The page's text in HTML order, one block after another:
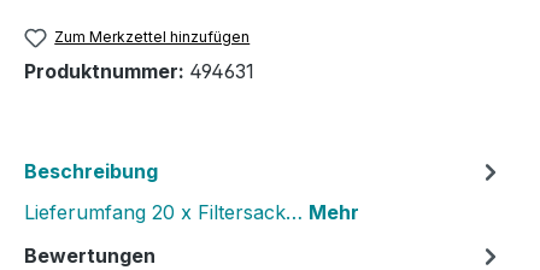
Zum Merkzettel hinzufügen
Produktnummer: 494631
Beschreibung
Lieferumfang 20 x Filtersack… Mehr
Bewertungen